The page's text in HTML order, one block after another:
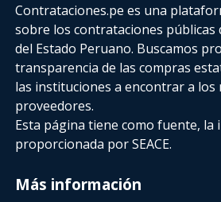
Contrataciones.pe es una
sobre los contrataciones públicas
del Estado Peruano. Buscamos
transparencia de las compras
las instituciones a encontrar a los
proveedores.
Esta página tiene como fuente, la
proporcionada por SEACE.
Más información